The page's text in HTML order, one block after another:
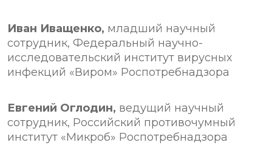
Иван Иващенко, младший научный
сотрудник, Федеральный научно-
исследовательский институт вирусных
инфекций «Виром» Роспотребнадзора
Евгений Оглодин, ведущий научный
сотрудник, Российский противочумный
институт «Микроб» Роспотребнадзора